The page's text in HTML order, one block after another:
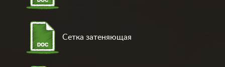
Сетка затеняющая